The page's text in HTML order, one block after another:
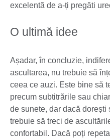
excelentă de a-ți pregăti
O ultimă idee
Așadar, în concluzie,
ascultarea, nu trebuie să
ceea ce auzi. Este bine să
precum subtitrările sau
de sunete, dar dacă dorești
trebuie să treci de
confortabil. Dacă poți